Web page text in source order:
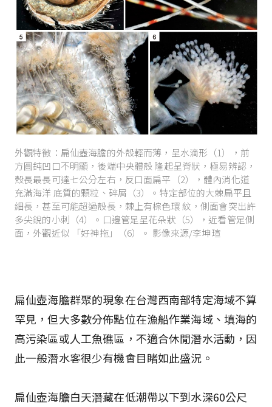
外觀特徵：扁仙壺海膽的外殼輕而薄，呈水滴形（1），前
方圓鈍凹口不明顯，後端中央體殼 隆起呈脊狀，極易辨認，
殼長最長可達七公分左右，反口面扁平（2），體內消化道
充滿海洋 底質的顆粒、碎屑（3）。特定部位的大棘扁平且
細長，甚至可能超過殼長，棘上有棕色環 紋，側面會突出許
多尖銳的小刺（4）。口邊管足呈花朵狀（5），近看管足側
面，外觀近似 「好神拖」（6）。 影像來源/李坤瑄
扁仙壺海膽群聚的現象在台灣西南部特定海域不算
罕見，但大多數分佈點位在漁船作業海域、填海的
高污染區或人工魚礁區，不適合休閒潛水活動，因
此一般潛水客很少有機會目睹如此盛況。
扁仙壺海膽白天潛藏在低潮帶以下到水深60公尺